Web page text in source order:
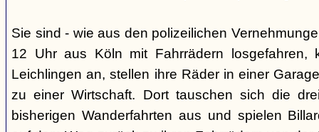
Sie sind - wie aus den polizeilichen
12 Uhr aus Köln mit Fahrrädern losgefahren,
Leichlingen an, stellen ihre Räder in einer
zu einer Wirtschaft. Dort tauschen sich die
bisherigen Wanderfahrten aus und spielen